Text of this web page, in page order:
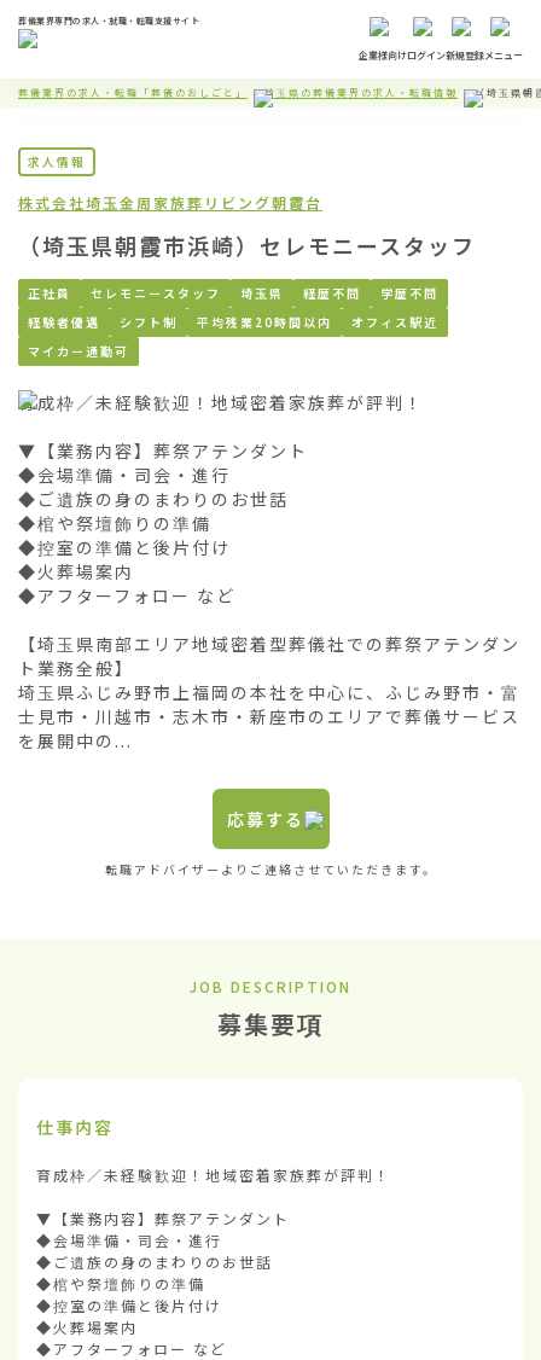
葬儀業界専門の求人・就職・転職支援サイト
企業様向けログイン新規登録メニュー
葬儀業界の求人・転職「葬儀のおしごと」 埼玉県の葬儀業界の求人・転職情報 （埼玉県朝
求人情報
株式会社埼玉金周 家族葬リビング朝霞台
（埼玉県朝霞市浜崎）セレモニースタッフ
正社員 セレモニースタッフ 埼玉県 経歴不問
学歴不問
経験者優遇
シフト制 平均残業20時間以内
オフィス駅近
マイカー通勤可
育成枠／未経験歓迎！地域密着家族葬が評判！
▼【業務内容】葬祭アテンダント
◆会場準備・司会・進行
◆ご遺族の身のまわりのお世話
◆棺や祭壇飾りの準備
◆控室の準備と後片付け
◆火葬場案内
◆アフターフォロー など
【埼玉県南部エリア地域密着型葬儀社での葬祭アテンダン
ト業務全般】
埼玉県ふじみ野市上福岡の本社を中心に、ふじみ野市・富
士見市・川越市・志木市・新座市のエリアで葬儀サービス
を展開中の...
応募する
転職アドバイザーよりご連絡させていただきます。
JOB DESCRIPTION
募集要項
仕事内容
育成枠／未経験歓迎！地域密着家族葬が評判！
▼【業務内容】葬祭アテンダント
◆会場準備・司会・進行
◆ご遺族の身のまわりのお世話
◆棺や祭壇飾りの準備
◆控室の準備と後片付け
◆火葬場案内
◆アフターフォロー など